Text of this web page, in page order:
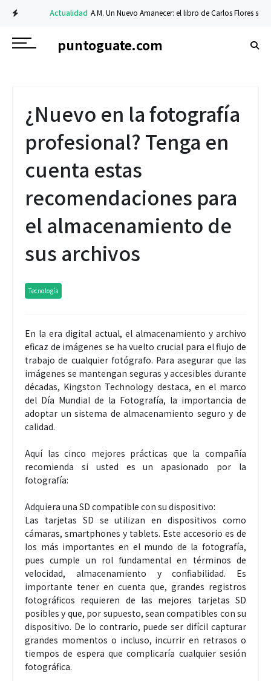
Actualidad A.M. Un Nuevo Amanecer: el libro de Carlos Flores sobre
puntoguate.com
¿Nuevo en la fotografía
profesional? Tenga en
cuenta estas
recomendaciones para
el almacenamiento de
sus archivos
Tecnología
En la era digital actual, el almacenamiento y archivo
eficaz de imágenes se ha vuelto crucial para el flujo de
trabajo de cualquier fotógrafo. Para asegurar que las
imágenes se mantengan seguras y accesibles durante
décadas, Kingston Technology destaca, en el marco
del Día Mundial de la Fotografía, la importancia de
adoptar un sistema de almacenamiento seguro y de
calidad.
Aquí las cinco mejores prácticas que la compañía
recomienda si usted es un apasionado por la
fotografía:
Adquiera una SD compatible con su dispositivo:
Las tarjetas SD se utilizan en dispositivos como
cámaras, smartphones y tablets. Este accesorio es de
los más importantes en el mundo de la fotografía,
pues cumple un rol fundamental en términos de
velocidad, almacenamiento y confiabilidad. Es
importante tener en cuenta que, grandes registros
fotográficos requieren de las mejores tarjetas SD
posibles y que, por supuesto, sean compatibles con su
dispositivo. De lo contrario, puede ser difícil capturar
grandes momentos o incluso, incurrir en retrasos o
tiempos de espera que complicaría cualquier sesión
fotográfica.